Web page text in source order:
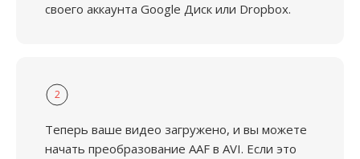
своего аккаунта Google Диск или Dropbox.
2
Теперь ваше видео загружено, и вы можете
начать преобразование AAF в AVI. Если это